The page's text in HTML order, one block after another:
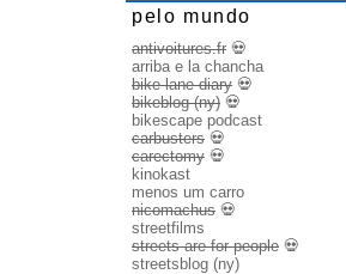
pelo mundo
antivoitures.fr 💀
arriba e la chancha
bike lane diary 💀
bikeblog (ny) 💀
bikescape podcast
carbusters 💀
carectomy 💀
kinokast
menos um carro
nicomachus 💀
streetfilms
streets are for people 💀
streetsblog (ny)